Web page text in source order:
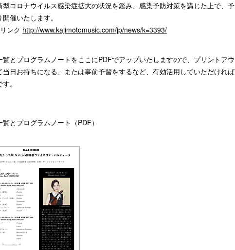
型コロナウイルス感染症拡大の状況を鑑み、感染予防対策を講じた上で、予
催いたします。
ンク http://www.kajimotomusic.com/jp/news/k=3393/
覧とプログラムノートをここにPDFでアップいたしますので、プリントアウ
当日お持ちになる、または事前予習をするなど、有効活用していただければ
。
覧とプログラムノート（PDF）